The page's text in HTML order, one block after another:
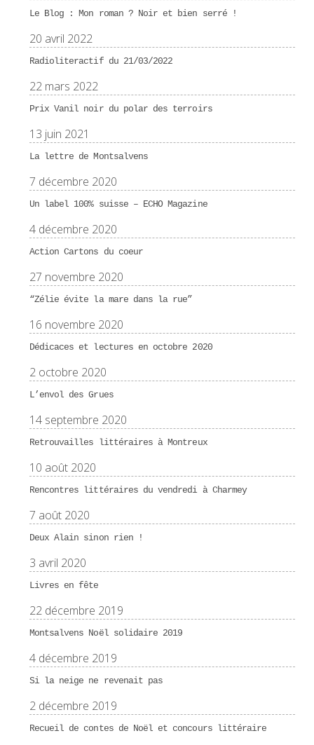
Le Blog : Mon roman ? Noir et bien serré !
20 avril 2022
Radioliteractif du 21/03/2022
22 mars 2022
Prix Vanil noir du polar des terroirs
13 juin 2021
La lettre de Montsalvens
7 décembre 2020
Un label 100% suisse – ECHO Magazine
4 décembre 2020
Action Cartons du coeur
27 novembre 2020
“Zélie évite la mare dans la rue”
16 novembre 2020
Dédicaces et lectures en octobre 2020
2 octobre 2020
L’envol des Grues
14 septembre 2020
Retrouvailles littéraires à Montreux
10 août 2020
Rencontres littéraires du vendredi à Charmey
7 août 2020
Deux Alain sinon rien !
3 avril 2020
Livres en fête
22 décembre 2019
Montsalvens Noël solidaire 2019
4 décembre 2019
Si la neige ne revenait pas
2 décembre 2019
Recueil de contes de Noël et concours littéraire